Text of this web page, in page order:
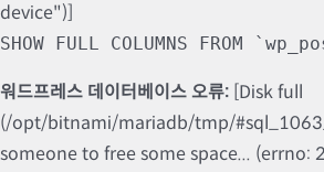
device")]
SHOW FULL COLUMNS FROM
워드프레스 데이터베이스 오류: [Disk full
(/opt/bitnami/mariadb/tmp/
someone to free some space... (errno: